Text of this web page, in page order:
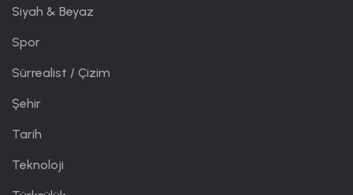
Siyah & Beyaz
Spor
Sürrealist / Çizim
Şehir
Tarih
Teknoloji